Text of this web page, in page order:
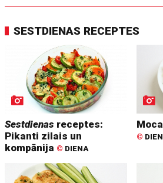
SESTDIENAS RECEPTES
Sestdienas receptes:
Pikanti zilais un
kompānija © DIENA
©